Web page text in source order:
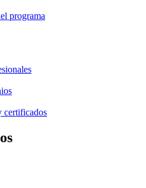
programa
certificados